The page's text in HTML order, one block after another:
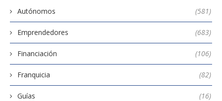
Autónomos (581)
Emprendedores (683)
Financiación (106)
Franquicia (82)
Guías (16)